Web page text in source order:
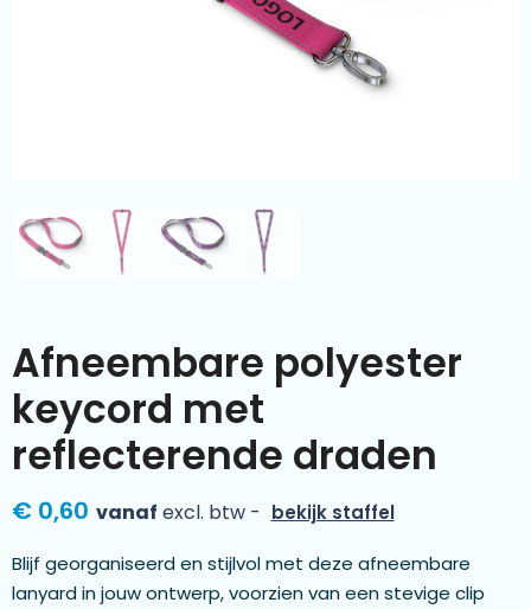
Meer categorieën
Wijn
Afneembare polyester
keycord met
reflecterende draden
€ 0,60 vanaf excl. btw - bekijk staffel
Blijf georganiseerd en stijlvol met deze afneembare
lanyard in jouw ontwerp, voorzien van een stevige clip